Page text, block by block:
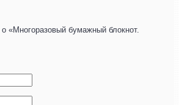
«Многоразовый бумажный блокнот.